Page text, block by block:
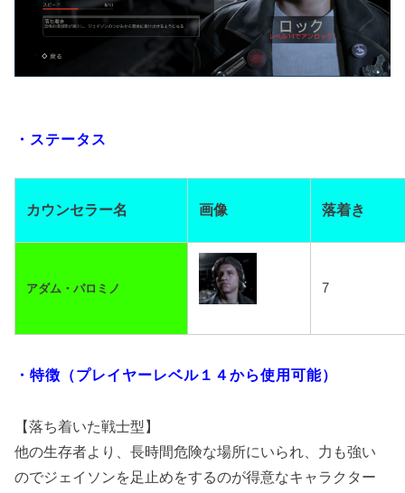
・ステータス
カウンセラー名 画像 落着き
アダム・パロミノ 7
・特徴（プレイヤーレベル１４から使用可能）
【落ち着いた戦士型】
他の生存者より、長時間危険な場所にいられ、力も強い
のでジェイソンを足止めをするのが得意なキャラクター